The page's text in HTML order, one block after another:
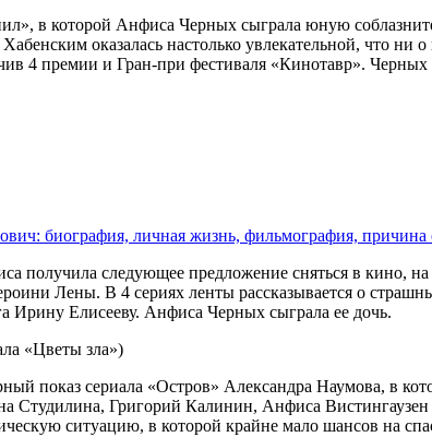
в которой Анфиса Черных сыграла юную
оказалась настолько увлекательной, что
4 премии и Гран-при фестиваля «Кинотавр».
биография, личная жизнь, фильмография, причина
получила следующее предложение сняться в кино,
Лены. В 4 сериях ленты рассказывается о
Ирину Елисееву. Анфиса Черных сыграла ее дочь.
«Цветы зла»)
показ сериала «Остров» Александра Наумова, в
Студилина, Григорий Калинин, Анфиса
ситуацию, в которой крайне мало шансов на